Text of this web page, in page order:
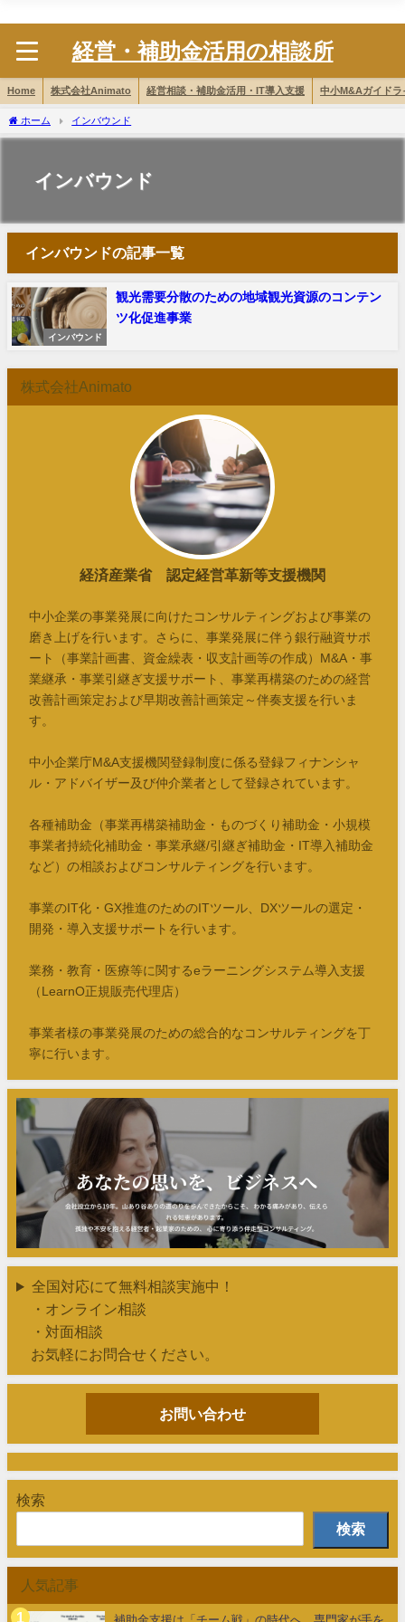
経営・補助金活用の相談所
Home 株式会社Animato 経営相談・補助金活用・IT導入支援 中小M&Aガイドラ
ホーム インバウンド
インバウンド
インバウンドの記事一覧
インバウンド
観光需要分散のための地域観光資源のコンテン
ツ化促進事業
株式会社Animato
経済産業省 認定経営革新等支援機関
中小企業の事業発展に向けたコンサルティングおよび事業の
磨き上げを行います。さらに、事業発展に伴う銀行融資サポ
ート（事業計画書、資金繰表・収支計画等の作成）M&A・事
業継承・事業引継ぎ支援サポート、事業再構築のための経営
改善計画策定および早期改善計画策定～伴奏支援を行いま
す。
中小企業庁M&A支援機関登録制度に係る登録フィナンシャ
ル・アドバイザー及び仲介業者として登録されています。
各種補助金（事業再構築補助金・ものづくり補助金・小規模
事業者持続化補助金・事業承継/引継ぎ補助金・IT導入補助金
など）の相談およびコンサルティングを行います。
事業のIT化・GX推進のためのITツール、DXツールの選定・
開発・導入支援サポートを行います。
業務・教育・医療等に関するeラーニングシステム導入支援
（LearnO正規販売代理店）
事業者様の事業発展のための総合的なコンサルティングを丁
寧に行います。
全国対応にて無料相談実施中！
・オンライン相談
・対面相談
お気軽にお問合せください。
お問い合わせ
検索
検索
人気記事
補助金支援は「チーム戦」の時代へ。専門家が手を